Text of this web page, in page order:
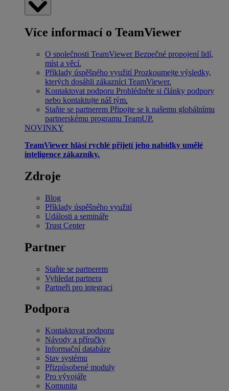
Více informací o TeamViewer
O společnosti TeamViewer Bezpečné propojení lidí,
míst a věcí.
Příklady úspěšného využití Prozkoumejte výsledky,
kterých dosáhli zákazníci TeamViewer.
Kontaktovat podporu Prohlédněte si články podpory
nebo kontaktujte náš tým.
Staňte se partnerem Připojte se k našemu globálnímu
partnerskému programu TeamUP.
NOVINKY
TeamViewer hlásí rychlé přijetí jeho nabídky umělé
inteligence zákazníky.
Zdroje
Blog
Příklady úspěšného využití
Události a semináře
Trust Center
Partner
Staňte se partnerem
Vyhledat partnera
Partneři pro integraci
Podpora
Kontaktovat podporu
Návody a příručky
Informační databáze
Stav systému
Přizpůsobené moduly
Pro vývojáře
Komunita